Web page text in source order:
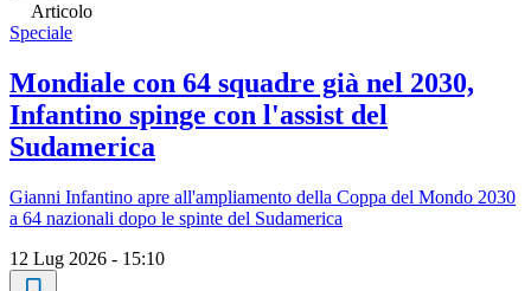
Articolo
Speciale
Mondiale con 64 squadre già nel 2030,
Infantino spinge con l'assist del
Sudamerica
Gianni Infantino apre all'ampliamento della Coppa del Mondo 2030
a 64 nazionali dopo le spinte del Sudamerica
12 Lug 2026 - 15:10